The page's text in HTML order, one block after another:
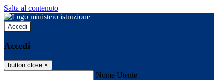
Salta al contenuto
Accedi
Accedi
button close ×
Nome Utente